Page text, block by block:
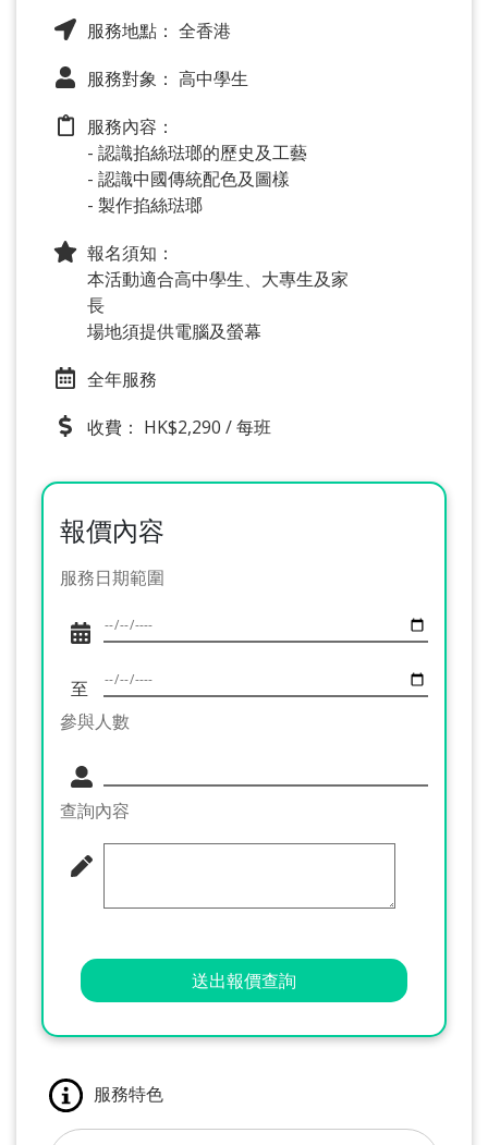
服務地點： 全香港
服務對象： 高中學生
服務內容：
- 認識掐絲琺瑯的歷史及工藝
- 認識中國傳統配色及圖樣
- 製作掐絲琺瑯
報名須知：
本活動適合高中學生、大專生及家
長
場地須提供電腦及螢幕
全年服務
收費： HK$2,290 / 每班
報價內容
服務日期範圍
至
參與人數
查詢內容
送出報價查詢
服務特色